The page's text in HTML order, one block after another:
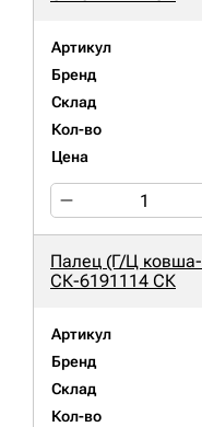
Артикул
Бренд
Склад
Кол-во
Цена
Палец (Г/Ц
СК-6191114 СК
Артикул
Бренд
Склад
Кол-во